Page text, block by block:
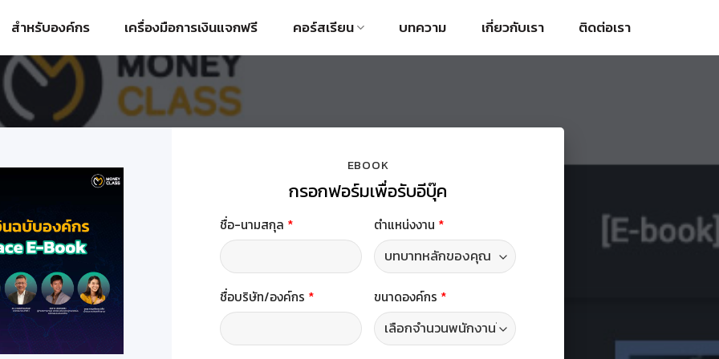
สำหรับองค์กร เครื่องมือการเงินแจกฟรี คอร์สเรียน บทความ เกี่ยวกับเรา ติดต่อเรา
EBOOK
กรอกฟอร์มเพื่อรับอีบุ๊ค
ชื่อ-นามสกุล * ตำแหน่งงาน *
ชื่อบริษัท/องค์กร * ขนาดองค์กร *